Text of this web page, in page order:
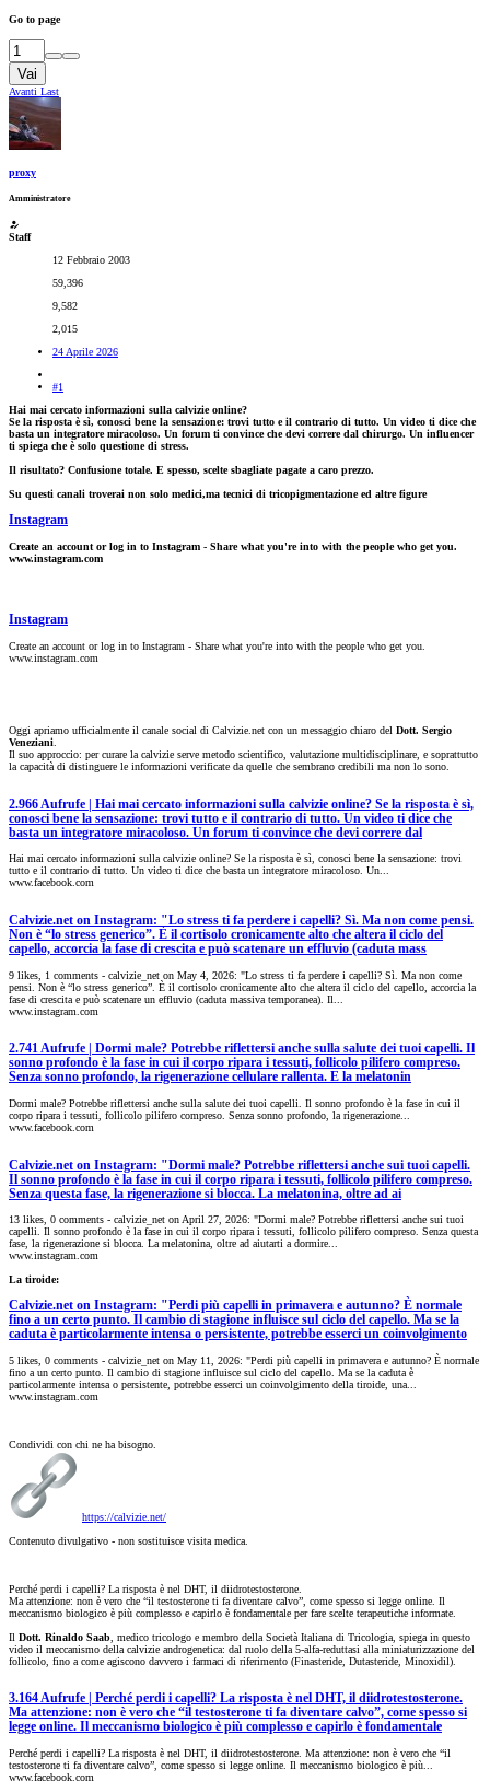
Go to page
Vai
Avanti Last
proxy
Amministratore
Staff
12 Febbraio 2003
59,396
9,582
2,015
24 Aprile 2026
#1
Hai mai cercato informazioni sulla calvizie online?
Se la risposta è sì, conosci bene la sensazione: trovi tutto e il contrario di tutto. Un video ti dice che
basta un integratore miracoloso. Un forum ti convince che devi correre dal chirurgo. Un influencer
ti spiega che è solo questione di stress.
Il risultato? Confusione totale. E spesso, scelte sbagliate pagate a caro prezzo.
Su questi canali troverai non solo medici,ma tecnici di tricopigmentazione ed altre figure
Instagram
Create an account or log in to Instagram - Share what you're into with the people who get you.
www.instagram.com
Instagram
Create an account or log in to Instagram - Share what you're into with the people who get you.
www.instagram.com
Oggi apriamo ufficialmente il canale social di Calvizie.net con un messaggio chiaro del Dott. Sergio
Veneziani
Il suo approccio: per curare la calvizie serve metodo scientifico, valutazione multidisciplinare, e soprattutto
la capacità di distinguere le informazioni verificate da quelle che sembrano credibili ma non lo sono.
2.966 Aufrufe | Hai mai cercato informazioni sulla calvizie online? Se la risposta è sì,
conosci bene la sensazione: trovi tutto e il contrario di tutto. Un video ti dice che
basta un integratore miracoloso. Un forum ti convince che devi correre dal
Hai mai cercato informazioni sulla calvizie online? Se la risposta è sì, conosci bene la sensazione: trovi
tutto e il contrario di tutto. Un video ti dice che basta un integratore miracoloso. Un...
www.facebook.com
Calvizie.net on Instagram: "Lo stress ti fa perdere i capelli? Sì. Ma non come pensi.
Non è “lo stress generico”. È il cortisolo cronicamente alto che altera il ciclo del
capello, accorcia la fase di crescita e può scatenare un effluvio (caduta mass
9 likes, 1 comments - calvizie_net on May 4, 2026: "Lo stress ti fa perdere i capelli? Sì. Ma non come
pensi. Non è “lo stress generico”. È il cortisolo cronicamente alto che altera il ciclo del capello, accorcia la
fase di crescita e può scatenare un effluvio (caduta massiva temporanea). Il...
www.instagram.com
2.741 Aufrufe | Dormi male? Potrebbe riflettersi anche sulla salute dei tuoi capelli. Il
sonno profondo è la fase in cui il corpo ripara i tessuti, follicolo pilifero compreso.
Senza sonno profondo, la rigenerazione cellulare rallenta. E la melatonin
Dormi male? Potrebbe riflettersi anche sulla salute dei tuoi capelli. Il sonno profondo è la fase in cui il
corpo ripara i tessuti, follicolo pilifero compreso. Senza sonno profondo, la rigenerazione...
www.facebook.com
Calvizie.net on Instagram: "Dormi male? Potrebbe riflettersi anche sui tuoi capelli.
Il sonno profondo è la fase in cui il corpo ripara i tessuti, follicolo pilifero compreso.
Senza questa fase, la rigenerazione si blocca. La melatonina, oltre ad ai
13 likes, 0 comments - calvizie_net on April 27, 2026: "Dormi male? Potrebbe riflettersi anche sui tuoi
capelli. Il sonno profondo è la fase in cui il corpo ripara i tessuti, follicolo pilifero compreso. Senza questa
fase, la rigenerazione si blocca. La melatonina, oltre ad aiutarti a dormire...
www.instagram.com
La tiroide:
Calvizie.net on Instagram: "Perdi più capelli in primavera e autunno? È normale
fino a un certo punto. Il cambio di stagione influisce sul ciclo del capello. Ma se la
caduta è particolarmente intensa o persistente, potrebbe esserci un coinvolgimento
5 likes, 0 comments - calvizie_net on May 11, 2026: "Perdi più capelli in primavera e autunno? È normale
fino a un certo punto. Il cambio di stagione influisce sul ciclo del capello. Ma se la caduta è
particolarmente intensa o persistente, potrebbe esserci un coinvolgimento della tiroide, una...
www.instagram.com
Condividi con chi ne ha bisogno.
https://calvizie.net/
Contenuto divulgativo - non sostituisce visita medica.
Perché perdi i capelli? La risposta è nel DHT, il diidrotestosterone.
Ma attenzione: non è vero che “il testosterone ti fa diventare calvo”, come spesso si legge online. Il
meccanismo biologico è più complesso e capirlo è fondamentale per fare scelte terapeutiche informate.
Il Dott. Rinaldo Saab , medico tricologo e membro della Società Italiana di Tricologia, spiega in questo
video il meccanismo della calvizie androgenetica: dal ruolo della 5-alfa-reduttasi alla miniaturizzazione del
follicolo, fino a come agiscono davvero i farmaci di riferimento (Finasteride, Dutasteride, Minoxidil).
3.164 Aufrufe | Perché perdi i capelli? La risposta è nel DHT, il diidrotestosterone.
Ma attenzione: non è vero che “il testosterone ti fa diventare calvo”, come spesso si
legge online. Il meccanismo biologico è più complesso e capirlo è fondamentale
Perché perdi i capelli? La risposta è nel DHT, il diidrotestosterone. Ma attenzione: non è vero che “il
testosterone ti fa diventare calvo”, come spesso si legge online. Il meccanismo biologico è più...
www.facebook.com